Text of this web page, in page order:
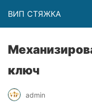
ВИП СТЯЖКА
ключ
admin